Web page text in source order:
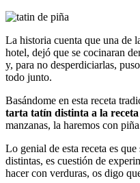
La historia cuenta que una de
hotel, dejó que se cocinaran
y, para no desperdiciarlas,
todo junto.
Basándome en esta receta
tarta tatín distinta a la
manzanas, la haremos con
Lo genial de esta receta es
distintas, es cuestión de
hacer con verduras, os digo